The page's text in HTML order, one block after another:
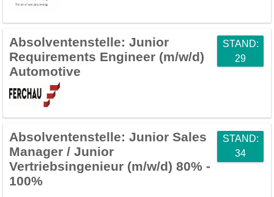
Absolventenstelle: Junior
Requirements Engineer (m/w/d)
Automotive
STAND:
29
Absolventenstelle: Junior Sales
Manager / Junior
Vertriebsingenieur (m/w/d) 80% -
100%
STAND:
34